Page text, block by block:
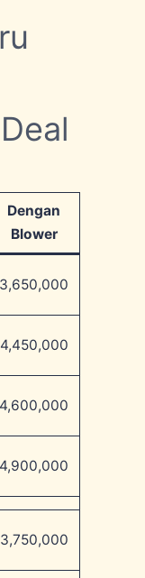
Dengan
Blower
3,650,000
4,450,000
4,600,000
4,900,000
3,750,000